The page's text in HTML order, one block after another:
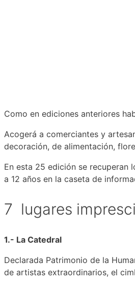
Como en ediciones anteriores
Acogerá a comerciantes y
decoración, de alimentación,
En esta 25 edición se recuperan
a 12 años en la caseta de
7 lugares
1.- La Catedral
Declarada Patrimonio de la
de artistas extraordinarios, el